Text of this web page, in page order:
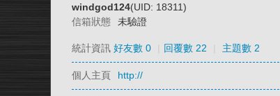
windgod124(UID: 18311)
信箱狀態
未驗證
統計資訊 好友數 0 回覆數 22 主題數 2
個人主頁 http://